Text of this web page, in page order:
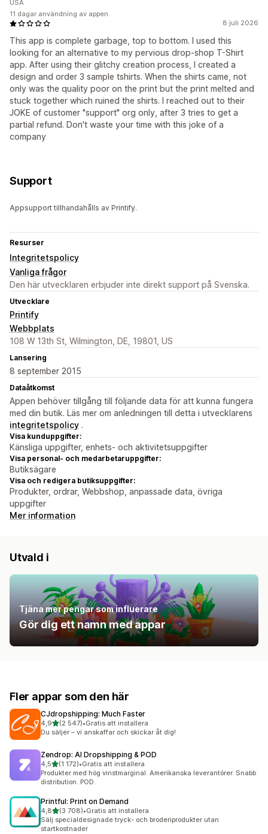
8 juli 2026
This app is complete garbage, top to bottom. I used this
looking for an alternative to my pervious drop-shop T-Shirt
app. After using their glitchy creation process, I created a
design and order 3 sample tshirts. When the shirts came, not
only was the quality poor on the print but the print melted and
stuck together which ruined the shirts. I reached out to their
JOKE of customer "support" org only, after 3 tries to get a
partial refund. Don't waste your time with this joke of a
company
USA
11 dagar användning av appen
Support
Appsupport tillhandahålls av Printify.
Resurser
Integritetspolicy
Vanliga frågor
Den här utvecklaren erbjuder inte direkt support på Svenska.
Utvecklare
Printify
Webbplats
108 W 13th St, Wilmington, DE, 19801, US
Lansering
8 september 2015
Dataåtkomst
Appen behöver tillgång till följande data för att kunna fungera
med din butik. Läs mer om anledningen till detta i utvecklarens
integritetspolicy .
Visa kunduppgifter:
Känsliga uppgifter, enhets- och aktivitetsuppgifter
Visa personal- och medarbetaruppgifter:
Butiksägare
Visa och redigera butiksuppgifter:
Produkter, ordrar, Webbshop, anpassade data, övriga
uppgifter
Mer information
Utvald i
Tjäna mer pengar som influerare
Gör dig ett namn med appar
Fler appar som den här
CJdropshipping: Much Faster
4,9av 5 stjärnor
(2 547)
2547 recensioner totalt
•Gratis att installera
Du säljer – vi anskaffar och skickar åt dig!
Zendrop: AI Dropshipping & POD
4,5av 5 stjärnor
(1 172)
1172 recensioner totalt
•Gratis att installera
Produkter med hög vinstmarginal. Amerikanska leverantörer. Snabb
distribution. POD.
Printful: Print on Demand
4,8av 5 stjärnor
(3 708)
3708 recensioner totalt
•Gratis att installera
Sälj specialdesignade tryck- och broderiprodukter utan
startkostnader